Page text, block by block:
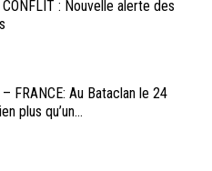
CONFLIT : Nouvelle alerte des
FRANCE: Au Bataclan le 24
plus qu’un...